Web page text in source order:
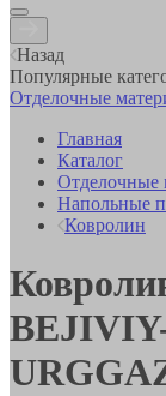
Назад
Популярные
Отделочные
Главная
Каталог
Отделочные
Напольные
Ковролин